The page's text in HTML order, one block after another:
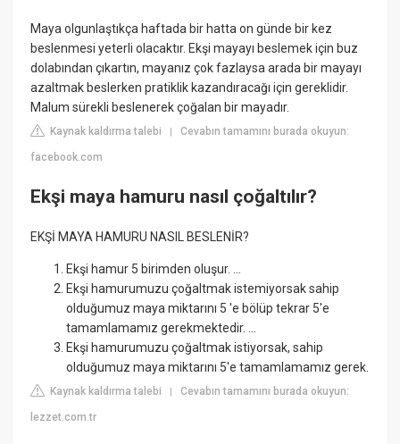
Maya olgunlaştıkça haftada bir hatta on günde bir kez
beslenmesi yeterli olacaktır. Ekşi mayayı beslemek için buz
dolabından çıkartın, mayanız çok fazlaysa arada bir mayayı
azaltmak beslerken pratiklik kazandıracağı için gereklidir.
Malum sürekli beslenerek çoğalan bir mayadır.
Kaynak kaldırma talebi |Cevabın tamamını burada okuyun:
facebook.com
Ekşi maya hamuru nasıl çoğaltılır?
EKŞİ MAYA HAMURU NASIL BESLENİR?
Ekşi hamur 5 birimden oluşur. ...
Ekşi hamurumuzu çoğaltmak istemiyorsak sahip
olduğumuz maya miktarını 5 'e bölüp tekrar 5'e
tamamlamamız gerekmektedir. ...
Ekşi hamurumuzu çoğaltmak istiyorsak, sahip
olduğumuz maya miktarını 5'e tamamlamamız gerek.
Kaynak kaldırma talebi |Cevabın tamamını burada okuyun:
lezzet.com.tr